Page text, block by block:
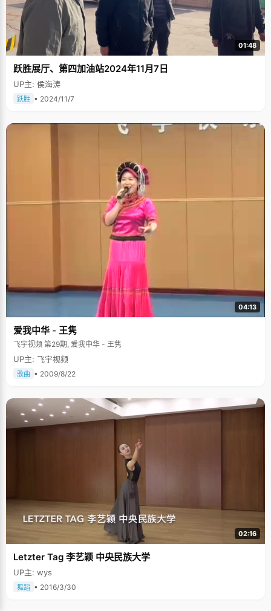
01:48
跃胜展厅、第四加油站2024年11月7日
UP主: 侯海涛
跃胜 • 2024/11/7
04:13
爱我中华 - 王隽
飞宇视频 第29期, 爱我中华 - 王隽
UP主: 飞宇视频
歌曲 • 2009/8/22
02:16
Letzter Tag 李艺颖 中央民族大学
UP主: wys
舞蹈 • 2016/3/30